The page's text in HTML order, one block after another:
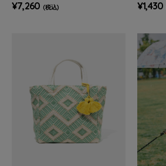
AP
¥7,260 (税込)
MENS)
¥1,430